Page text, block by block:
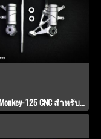
หัวโช้ค Monkey-125 CNC สำหรับ ปั๊ม BREMBO 108 มิล